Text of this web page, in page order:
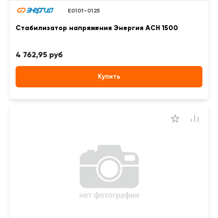
Е0101-0125
Стабилизатор напряжения Энергия АСН 1500
4 762,95 руб
Купить